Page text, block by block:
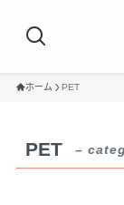
ホーム PET
PET –